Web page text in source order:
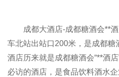
成都大酒店-成都糖酒会**酒
车北站出站口200米，是成都糖
酒店历来就是成都糖酒会“**酒
必访的酒店，是食品饮料酒水企